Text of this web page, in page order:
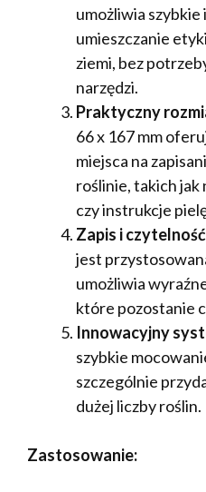
umożliwia
umieszczanie
ziemi, bez
narzędzi.
Praktyczny
66 x 167 mm
miejsca na
roślinie, takich jak
czy instrukcje
Zapis i
jest
umożliwia
które pozostanie
Innowacyjny
szybkie
szczególnie
dużej liczby roślin.
Zastosowanie: